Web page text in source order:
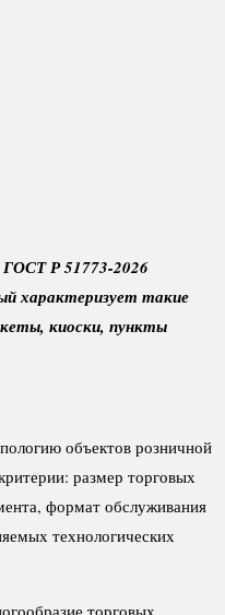
ГОСТ Р 51773-2026
характеризует такие
киоски, пункты
объектов розничной
размер торговых
формат обслуживания
технологических
торговых